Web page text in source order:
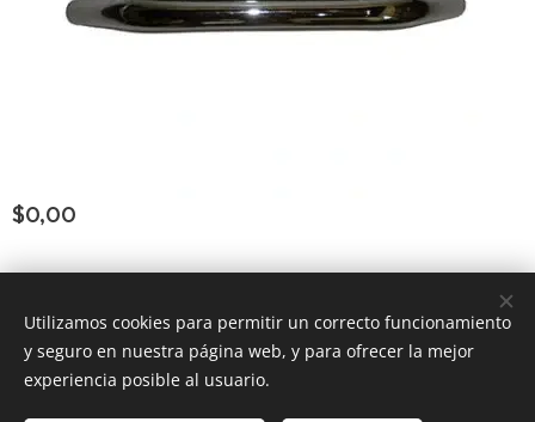
$0,00
Consultar Group ®Todoslos derechos reservados
Powered byWebnode Cookies
Utilizamos cookies para permitir un correcto funcionamiento
y seguro en nuestra página web, y para ofrecer la mejor
experiencia posible al usuario.